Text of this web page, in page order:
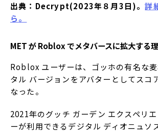
出典：Decrypt(2023年８月3日)。詳
ら。
MET が Roblox でメタバースに拡大する
Roblox ユーザーは、ゴッホの有名な
タル バージョンをアバターとしてスコ
なった。
2021年のグッチ ガーデン エクスペリ
ーが利用できるデジタル ディオニュソ